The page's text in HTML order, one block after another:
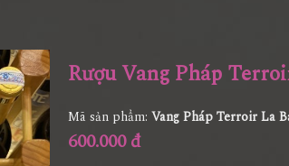
Rượu Vang Pháp
Mã sản phẩm: Vang Pháp Terroir La
600.000 đ